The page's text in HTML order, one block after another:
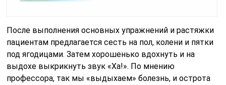
После выполнения основных упражнений и растяжки
пациентам предлагается сесть на пол, колени и пятки
под ягодицами. Затем хорошенько вдохнуть и на
выдохе выкрикнуть звук «Ха!». По мнению
профессора, так мы «выдыхаем» болезнь, и острота